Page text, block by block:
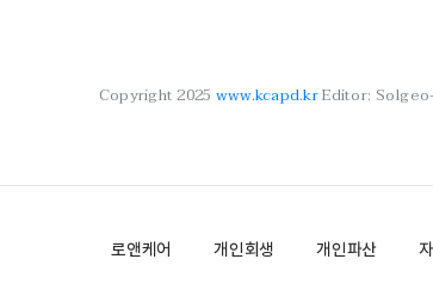
Copyright 2025 www.kcapd.krEditor:
로앤케어 개인회생 개인파산